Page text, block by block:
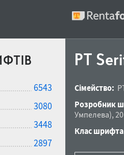
6543
3080
3448
2897
PT
Сімейство:
Розробник
Умпелева),
Клас